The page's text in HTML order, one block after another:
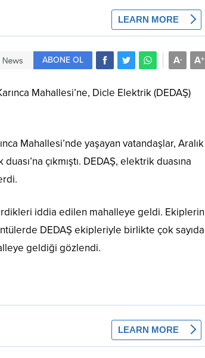
A+
A-
ABONE OL
Mahallesi’ne, Dicle Elektrik (DEDAŞ)
Mahallesi’nde yaşayan vatandaşlar, Aralık
çıkmıştı. DEDAŞ, elektrik duasına
iddia edilen mahalleye geldi. Ekiplerin
DEDAŞ ekipleriyle birlikte çok sayıda
geldiği gözlendi.